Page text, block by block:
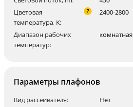
Цветовая
температура, K:
? 2400-2800
Диапазон рабочих
температур:
Параметры плафонов
Вид рассеивателя:
Нет